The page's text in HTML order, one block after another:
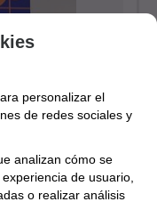
personalizar el
de redes sociales y
analizan cómo se
de usuario,
o realizar análisis